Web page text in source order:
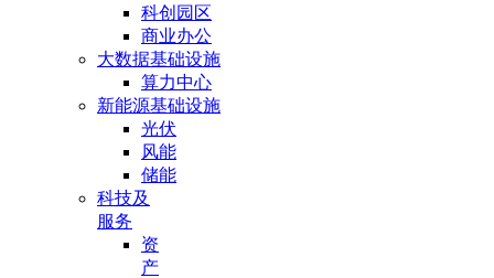
科创园区
商业办公
大数据基础设施
算力中心
新能源基础设施
光伏
风能
储能
科技及
服务
资
产